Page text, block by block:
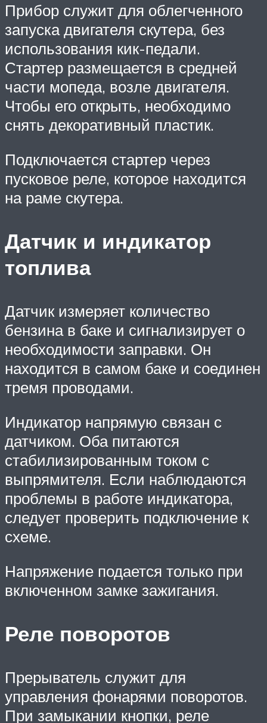
Прибор служит для облегченного
запуска двигателя скутера, без
использования кик-педали.
Стартер размещается в средней
части мопеда, возле двигателя.
Чтобы его открыть, необходимо
снять декоративный пластик.
Подключается стартер через
пусковое реле, которое находится
на раме скутера.
Датчик и индикатор
топлива
Датчик измеряет количество
бензина в баке и сигнализирует о
необходимости заправки. Он
находится в самом баке и соединен
тремя проводами.
Индикатор напрямую связан с
датчиком. Оба питаются
стабилизированным током с
выпрямителя. Если наблюдаются
проблемы в работе индикатора,
следует проверить подключение к
схеме.
Напряжение подается только при
включенном замке зажигания.
Реле поворотов
Прерыватель служит для
управления фонарями поворотов.
При замыкании кнопки, реле